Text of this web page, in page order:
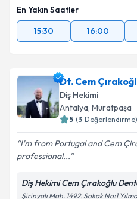
En Yakın Saatler
15:30
16:00
Dt. Cem
Diş Hekimi
Antalya, Muratpaşa
5 (3 Değerlendirme)
I'm from Portugal and Cem
professional...
Diş Hekimi Cem Çırakoğlu
Şirinyalı Mah. 1492. Sokak No:1